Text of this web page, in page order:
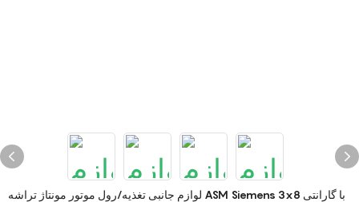
لوازم جانبی تغذیه/رول موتور مونتاژ تراشه ASM Siemens 3x8 با گارانتی